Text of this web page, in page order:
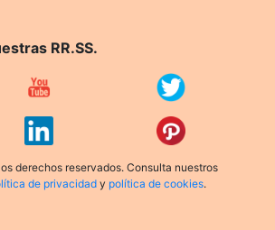
RR.SS.
derechos reservados. Consulta nuestros
de privacidad y política de cookies.